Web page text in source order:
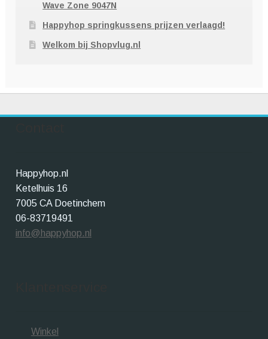
Wave Zone 9047N
Happyhop springkussens prijzen verlaagd!
Welkom bij Shopvlug.nl
Happyhop.nl
Ketelhuis 16
7005 CA Doetinchem
06-83719491
info@happyhop.nl
Winkel